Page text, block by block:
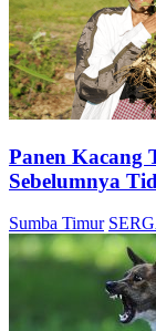
Panen Kacang
Sebelumnya
Sumba Timur